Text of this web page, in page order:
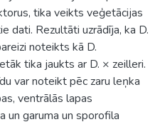
tika veikts veģetācijas
dati. Rezultāti uzrādīja, ka D.
noteikts kā D.
tika jaukts ar D. × zeilleri.
var noteikt pēc zaru leņka
ventrālās lapas
un garuma un sporofila